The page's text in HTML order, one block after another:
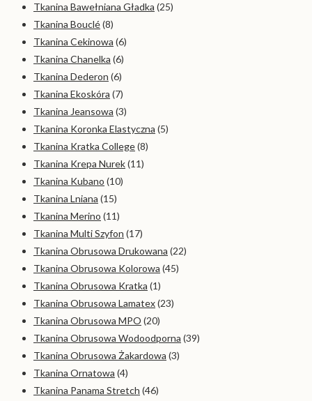
Tkanina Bawełniana Gładka (25)
Tkanina Bouclé(8)
Tkanina Cekinowa (6)
Tkanina Chanelka (6)
Tkanina Dederon (6)
Tkanina Ekoskóra (7)
Tkanina Jeansowa (3)
Tkanina Koronka Elastyczna (5)
Tkanina Kratka College(8)
Tkanina Krepa Nurek(11)
Tkanina Kubano (10)
Tkanina Lniana (15)
Tkanina Merino (11)
Tkanina Multi Szyfon (17)
Tkanina Obrusowa Drukowana (22)
Tkanina Obrusowa Kolorowa (45)
Tkanina Obrusowa Kratka (1)
Tkanina Obrusowa Lamatex(23)
Tkanina Obrusowa MPO (20)
Tkanina Obrusowa Wodoodporna (39)
Tkanina Obrusowa Żakardowa (3)
Tkanina Ornatowa (4)
Tkanina Panama Stretch (46)